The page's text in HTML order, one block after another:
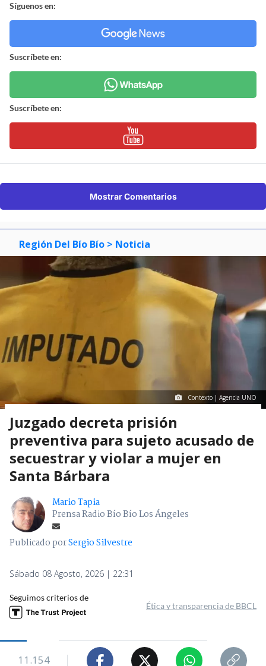
Síguenos en:
Suscríbete en:
Suscríbete en:
Mostrar Comentarios
Región Del Bío Bío > Noticia
Contexto | Agencia UNO
Juzgado decreta prisión
preventiva para sujeto acusado de
secuestrar y violar a mujer en
Santa Bárbara
Mario Tapia
Prensa Radio Bío Bío Los Ángeles
Publicado porSergio Silvestre
Sábado 08 Agosto, 2026 | 22:31
Seguimos criterios de
Ética y transparencia de BBCL
11.154